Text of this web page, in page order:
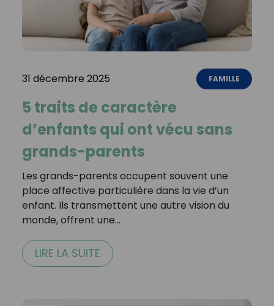
31 décembre 2025 FAMILLE
5 traits de caractère
d’enfants qui ont vécu sans
grands-parents
Les grands-parents occupent souvent une
place affective particulière dans la vie d’un
enfant. Ils transmettent une autre vision du
monde, offrent une…
LIRE LA SUITE